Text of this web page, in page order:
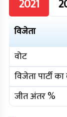
2021
विजेता
वोट
विजेता पार्टी
जीत अंतर %